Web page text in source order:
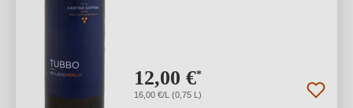
12,00 €*
16,00 €/L (0,75 L)